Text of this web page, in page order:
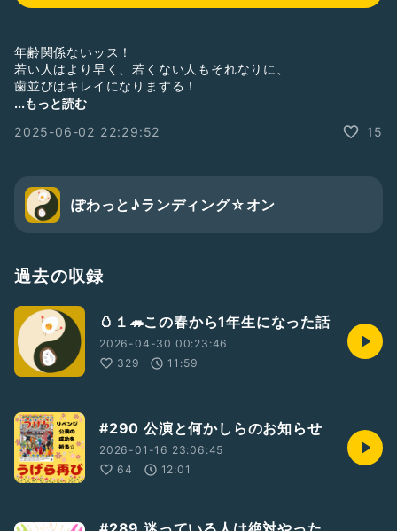
年齢関係ないッス！
若い人はより早く、若くない人もそれなりに、
歯並びはキレイになりまする！
#矯正
#年齢は関係ないぞ
...もっと読む
2025-06-02 22:29:52
15
ぽわっと♪ランディング☆オン
過去の収録
🥚１🦔この春から1年生になった話
2026-04-30 00:23:46
329
11:59
#290 公演と何かしらのお知らせ
2026-01-16 23:06:45
64
12:01